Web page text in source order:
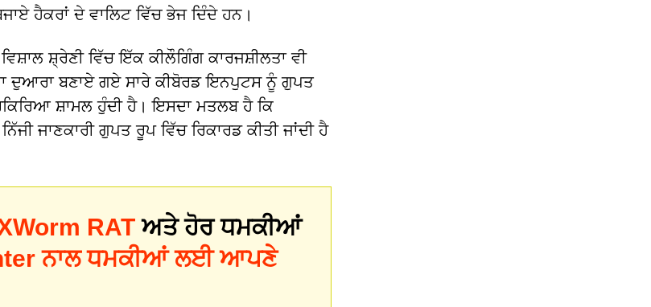
ਹੈਕਰਾਂ ਦੇ ਵਾਲਿਟ ਵਿੱਚ ਭੇਜ ਦਿੰਦੇ ਹਨ।
ਸ਼੍ਰੇਣੀ ਵਿੱਚ ਇੱਕ ਕੀਲੌਗਿੰਗ ਕਾਰਜਸ਼ੀਲਤਾ ਵੀ
ਦੁਆਰਾ ਬਣਾਏ ਗਏ ਸਾਰੇ ਕੀਬੋਰਡ ਇਨਪੁਟਸ ਨੂੰ ਗੁਪਤ
ਸ਼ਾਮਲ ਹੁੰਦੀ ਹੈ। ਇਸਦਾ ਮਤਲਬ ਹੈ ਕਿ
ਜਾਣਕਾਰੀ ਗੁਪਤ ਰੂਪ ਵਿੱਚ ਰਿਕਾਰਡ ਕੀਤੀ ਜਾਂਦੀ ਹੈ
RAT ਅਤੇ ਹੋਰ ਧਮਕੀਆਂ
ਨਾਲ ਧਮਕੀਆਂ ਲਈ ਆਪਣੇ